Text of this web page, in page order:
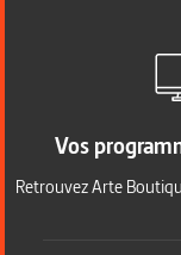
Vos
Retrouvez Arte